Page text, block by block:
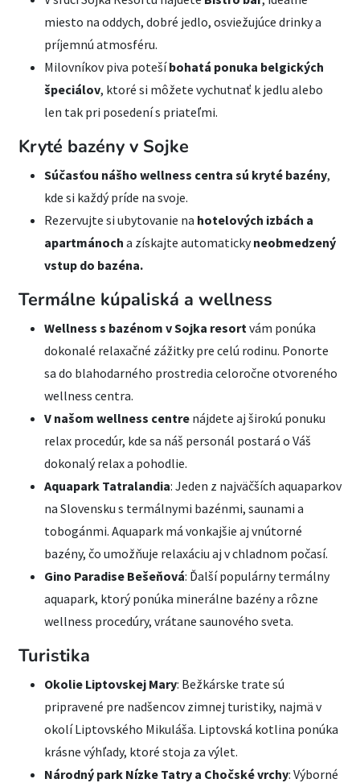
miesto na oddych, dobré jedlo, osviežujúce drinky a
príjemnú atmosféru.
Milovníkov piva potešíbohatá ponuka belgických
špeciálov, ktoré si môžete vychutnať k jedlu alebo
len tak pri posedení s priateľmi.
Kryté bazény v Sojke
Súčasťou nášho wellness centra sú kryté bazény,
kde si každý príde na svoje.
Rezervujte si ubytovanie na hotelových izbách a
apartmánoch a získajte automatickyneobmedzený
vstup do bazéna.
Termálne kúpaliská a wellness
Wellness s bazénom v Sojka resort vám ponúka
dokonalé relaxačné zážitky pre celú rodinu. Ponorte
sa do blahodarného prostredia celoročne otvoreného
wellness centra.
V našom wellness centre nájdete aj širokú ponuku
relax procedúr, kde sa náš personál postará o Váš
dokonalý relax a pohodlie.
Aquapark Tatralandia: Jeden z najväčších aquaparkov
na Slovensku s termálnymi bazénmi, saunami a
tobogánmi. Aquapark má vonkajšie aj vnútorné
bazény, čo umožňuje relaxáciu aj v chladnom počasí.
Gino Paradise Bešeňová: Ďalší populárny termálny
aquapark, ktorý ponúka minerálne bazény a rôzne
wellness procedúry, vrátane saunového sveta.
Turistika
Okolie Liptovskej Mary: Bežkárske trate sú
pripravené pre nadšencov zimnej turistiky, najmä v
okolí Liptovského Mikuláša. Liptovská kotlina ponúka
krásne výhľady, ktoré stoja za výlet.
Národný park Nízke Tatry a Chočské vrchy: Výborné